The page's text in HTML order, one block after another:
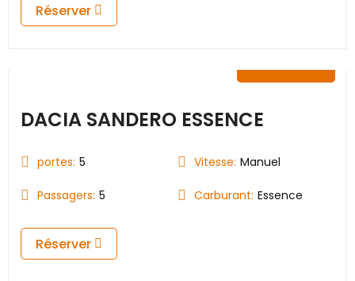
Réserver
DACIA SANDERO ESSENCE
portes: 5 Vitesse: Manuel
Passagers: 5 Carburant: Essence
Réserver